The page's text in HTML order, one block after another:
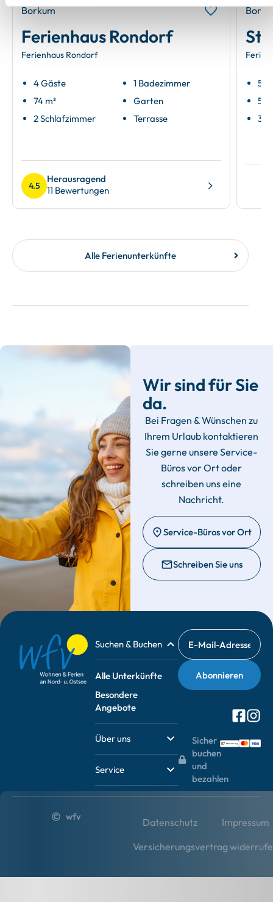
Borkum
Ferienhaus Rondorf
Ferienhaus Rondorf
4 Gäste
74 m²
2 Schlafzimmer
1 Badezimmer
Garten
Terrasse
4.5
Herausragend
11 Bewertungen
5
56
3
Alle Ferienunterkünfte
Wir sind für Sie
da.
Bei Fragen & Wünschen zu
Ihrem Urlaub kontaktieren
Sie gerne unsere Service-
Büros vor Ort oder
schreiben uns eine
Nachricht.
Service-Büros vor Ort
Schreiben Sie uns
Suchen & Buchen
Alle Unterkünfte
Besondere
Angebote
Über uns
Service
Sicher
buchen
und
bezahlen
wfv Datenschutz
Impressum
Versicherungsvertrag